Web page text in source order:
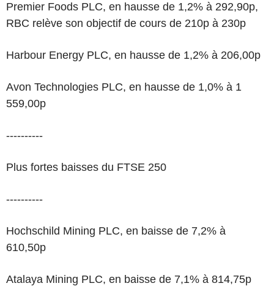
Premier Foods PLC, en hausse de 1,2% à 292,90p,
RBC relève son objectif de cours de 210p à 230p
Harbour Energy PLC, en hausse de 1,2% à 206,00p
Avon Technologies PLC, en hausse de 1,0% à 1
559,00p
----------
Plus fortes baisses du FTSE 250
----------
Hochschild Mining PLC, en baisse de 7,2% à
610,50p
Atalaya Mining PLC, en baisse de 7,1% à 814,75p